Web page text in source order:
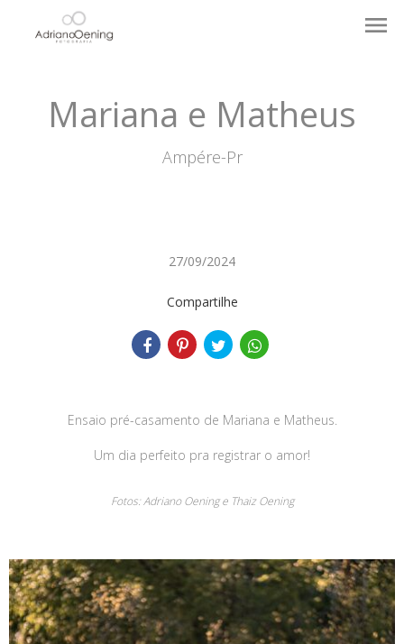
menu
Mariana e Matheus
Ampére-Pr
27/09/2024
Compartilhe
Ensaio pré-casamento de Mariana e Matheus.
Um dia perfeito pra registrar o amor!
Fotos: Adriano Oening e Thaiz Oening